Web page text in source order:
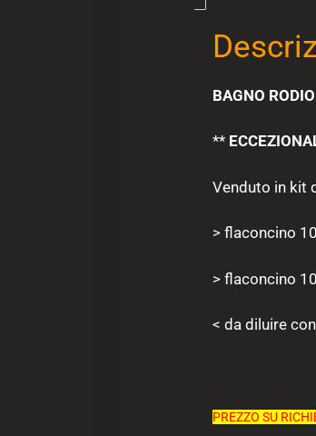
BAGNO
**
Venduto in kit
> flaconcino
> flaconcino
< da diluire
PREZZO SU